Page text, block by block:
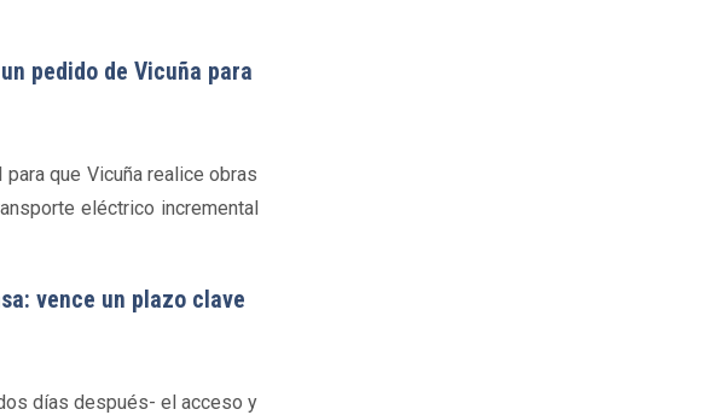
pedido de Vicuña para
que Vicuña realice obras
eléctrico incremental
vence un plazo clave
días después- el acceso y